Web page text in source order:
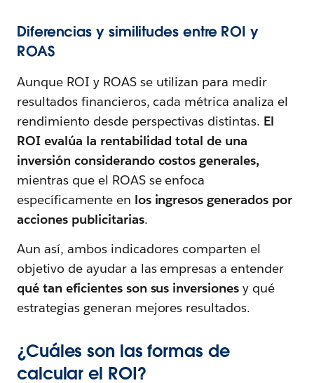
Diferencias y similitudes entre ROI y
ROAS
Aunque ROI y ROAS se utilizan para medir
resultados financieros, cada métrica analiza el
rendimiento desde perspectivas distintas. El
ROI evalúa la rentabilidad total de una
inversión considerando costos generales,
mientras que el ROAS se enfoca
específicamente en los ingresos generados por
acciones publicitarias.
Aun así, ambos indicadores comparten el
objetivo de ayudar a las empresas a entender
qué tan eficientes son sus inversiones y qué
estrategias generan mejores resultados.
¿Cuáles son las formas de
calcular el ROI?